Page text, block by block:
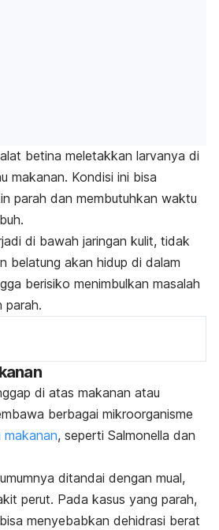
betina meletakkan larvanya di
makanan. Kondisi ini bisa
parah dan membutuhkan waktu
di bawah jaringan kulit, tidak
belatung akan hidup di dalam
berisiko menimbulkan masalah
parah.
di atas makanan atau
berbagai mikroorganisme
, seperti Salmonella dan
ditandai dengan mual,
perut. Pada kasus yang parah,
menyebabkan dehidrasi berat